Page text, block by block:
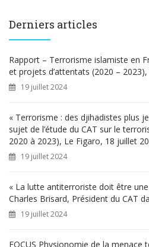
e
h
e
r
Derniers articles
Rapport – Terrorisme islamiste en
et projets d’attentats (2020 –
19 juillet 2024
« Terrorisme : des djihadistes plus
sujet de l’étude du CAT sur le
2020 à 2023), Le Figaro, 18 juillet
19 juillet 2024
« La lutte antiterroriste doit être
Charles Brisard, Président du CAT
19 juillet 2024
FOCUS Physionomie de la menace